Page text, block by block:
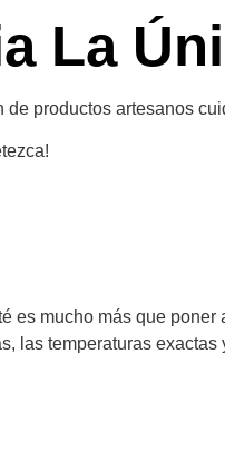
La
de productos artesanos
es mucho más que poner
las temperaturas exactas